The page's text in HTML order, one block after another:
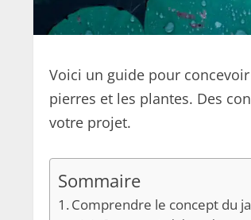
Voici un guide pour
pierres et les plantes. Des
votre projet.
Sommaire
Comprendre le concept du